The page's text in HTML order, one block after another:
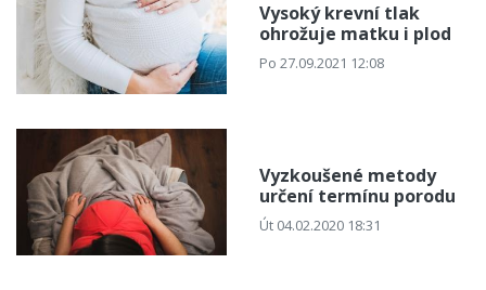
Vysoký krevní tlak
ohrožuje matku i plod
Po 27.09.2021 12:08
Vyzkoušené metody
určení termínu porodu
Út 04.02.2020 18:31